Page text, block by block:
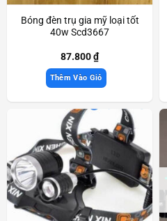
Bóng đèn trụ gia mỹ loại tốt
40w Scd3667
87.800₫
Thêm Vào Giỏ